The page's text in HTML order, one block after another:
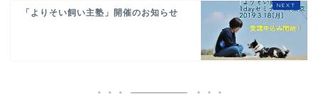
「よりそい飼い主塾」開催のお知らせ